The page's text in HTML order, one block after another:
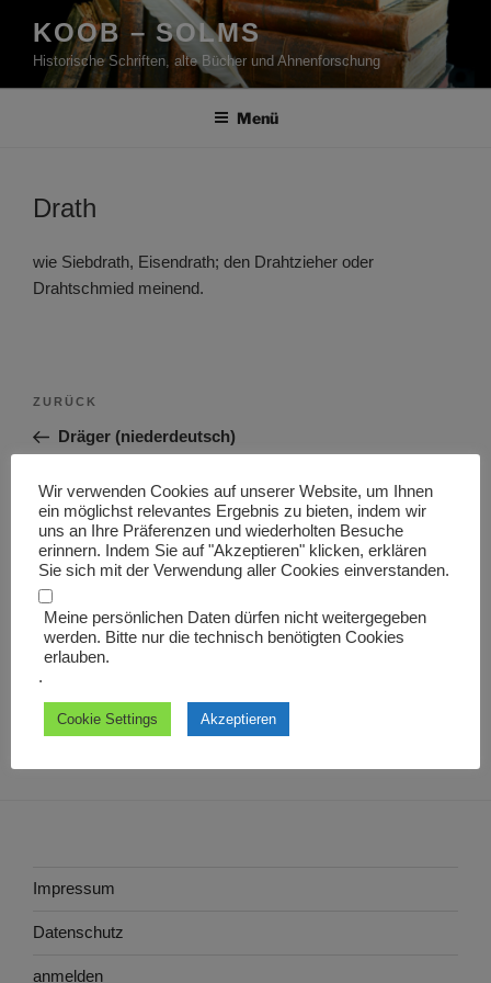
Inhalt
springen
KOOB – SOLMS
Historische Schriften, alte Bücher und Ahnenforschung
Menü
Drath
wie Siebdrath, Eisendrath; den Drahtzieher oder
Drahtschmied meinend.
Beitragsnavigation
Vorheriger
Beitrag
ZURÜCK
Dräger (niederdeutsch)
Nächster
Beitrag
WEITER
Drechsel, Drechsler, Dressler, Dressel (thüringisch-
schlesisch), Draxl(er), Draschl (österreichisch), auch
Beindrechsler
Impressum
Datenschutz
anmelden
Wir verwenden Cookies auf unserer Website, um Ihnen
ein möglichst relevantes Ergebnis zu bieten, indem wir
uns an Ihre Präferenzen und wiederholten Besuche
erinnern. Indem Sie auf "Akzeptieren" klicken, erklären
Sie sich mit der Verwendung aller Cookies einverstanden.
Meine persönlichen Daten dürfen nicht weitergegeben
werden. Bitte nur die technisch benötigten Cookies
erlauben.
.
Cookie Settings Akzeptieren